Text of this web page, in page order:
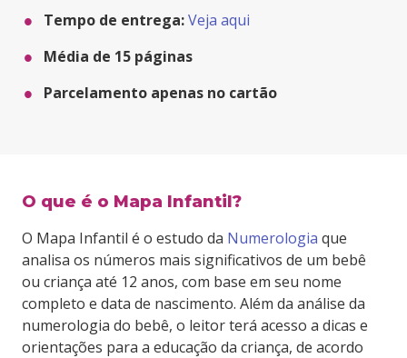
Tempo de entrega:Veja aqui
Média de 15 páginas
Parcelamento apenas no cartão
O que é o Mapa Infantil?
O Mapa Infantil é o estudo da Numerologia que
analisa os números mais significativos de um bebê
ou criança até 12 anos, com base em seu nome
completo e data de nascimento. Além da análise da
numerologia do bebê, o leitor terá acesso a dicas e
orientações para a educação da criança, de acordo